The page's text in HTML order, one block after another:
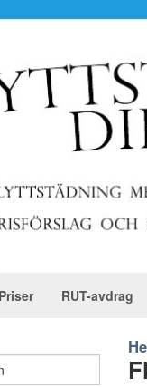
Priser RUT-avdrag